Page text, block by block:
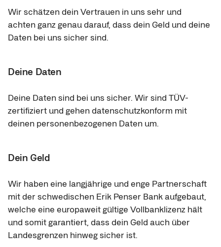
Wir schätzen dein Vertrauen in uns sehr und
achten ganz genau darauf, dass dein Geld und deine
Daten bei uns sicher sind.
Deine Daten
Deine Daten sind bei uns sicher. Wir sind TÜV-
zertifiziert und gehen datenschutzkonform mit
deinen personenbezogenen Daten um.
Dein Geld
Wir haben eine langjährige und enge Partnerschaft
mit der schwedischen Erik Penser Bank aufgebaut,
welche eine europaweit gültige Vollbanklizenz hält
und somit garantiert, dass dein Geld auch über
Landesgrenzen hinweg sicher ist.